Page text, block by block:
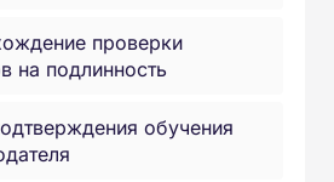
проверки
на подлинность
обучения